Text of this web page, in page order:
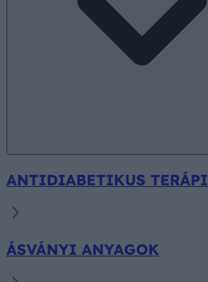
ANTIDIABETIKUS
ÁSVÁNYI ANYAGOK